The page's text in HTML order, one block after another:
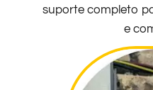
suporte completo
e